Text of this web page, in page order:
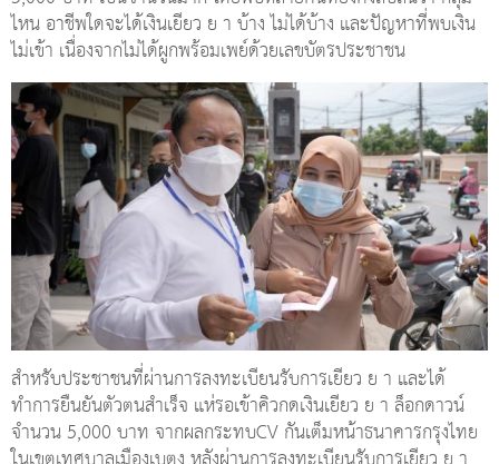
ไหน อาชีพใดจะได้เงินเยียว ย า บ้าง ไม่ได้บ้าง และปัญหาที่พบเงิน
ไม่เข้า เนื่องจากไม่ได้ผูกพร้อมเพย์ด้วยเลขบัตรประชาชน
สำหรับประชาชนที่ผ่านการลงทะเบียนรับการเยียว ย า และได้
ทำการยืนยันตัวตนสำเร็จ แห่รอเข้าคิวกดเงินเยียว ย า ล็อกดาวน์
จำนวน 5,000 บาท จากผลกระทบCV กันเต็มหน้าธนาคารกรุงไทย